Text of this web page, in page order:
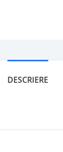
DESCRIERE